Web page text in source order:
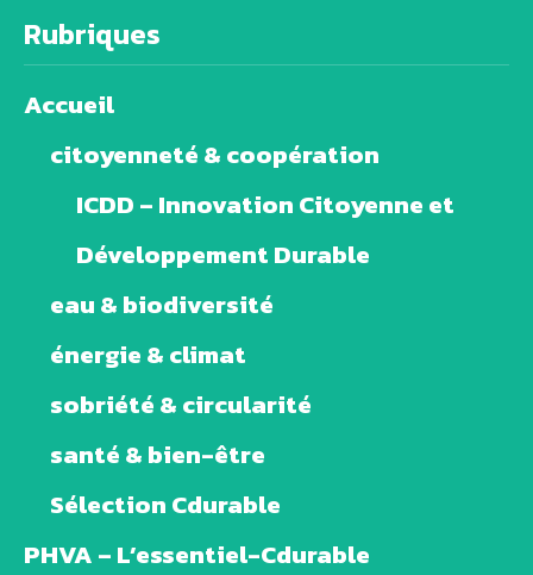
Rubriques
Accueil
citoyenneté & coopération
ICDD – Innovation Citoyenne et
Développement Durable
eau & biodiversité
énergie & climat
sobriété & circularité
santé & bien-être
Sélection Cdurable
PHVA – L’essentiel-Cdurable